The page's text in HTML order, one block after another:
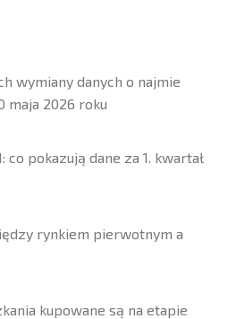
wymiany danych o najmie
maja 2026 roku
co pokazują dane za 1. kwartał
rynkiem pierwotnym a
kupowane są na etapie